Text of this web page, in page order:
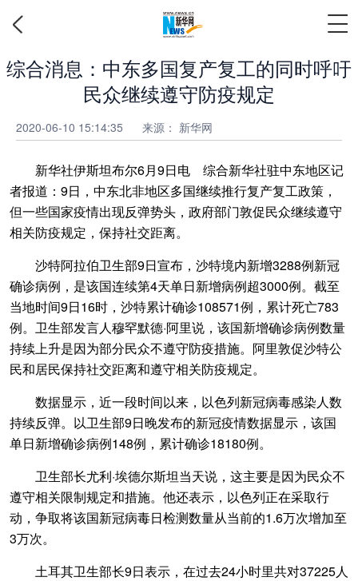
综合消息：中东多国复产复工的同时呼吁
民众继续遵守防疫规定
2020-06-10 15:14:35 来源： 新华网
新华社伊斯坦布尔6月9日电 综合新华社驻中东地区记
者报道：9日，中东北非地区多国继续推行复产复工政策，
但一些国家疫情出现反弹势头，政府部门敦促民众继续遵守
相关防疫规定，保持社交距离。
沙特阿拉伯卫生部9日宣布，沙特境内新增3288例新冠
确诊病例，是该国连续第4天单日新增病例超3000例。截至
当地时间9日16时，沙特累计确诊108571例，累计死亡783
例。卫生部发言人穆罕默德·阿里说，该国新增确诊病例数量
持续上升是因为部分民众不遵守防疫措施。阿里敦促沙特公
民和居民保持社交距离和遵守相关防疫规定。
数据显示，近一段时间以来，以色列新冠病毒感染人数
持续反弹。以卫生部9日晚发布的新冠疫情数据显示，该国
单日新增确诊病例148例，累计确诊18180例。
卫生部长尤利·埃德尔斯坦当天说，这主要是因为民众不
遵守相关限制规定和措施。他还表示，以色列正在采取行
动，争取将该国新冠病毒日检测数量从当前的1.6万次增加至
3万次。
土耳其卫生部长9日表示，在过去24小时里共对37225人